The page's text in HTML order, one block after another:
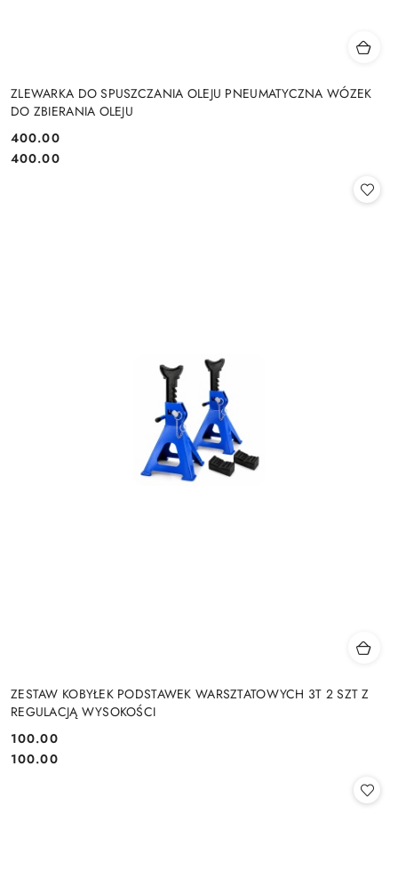
ZLEWARKA DO SPUSZCZANIA OLEJU PNEUMATYCZNA WÓZEK
DO ZBIERANIA OLEJU
Cena:
400.00
Cena:
400.00
ZESTAW KOBYŁEK PODSTAWEK WARSZTATOWYCH 3T 2 SZT Z
REGULACJĄ WYSOKOŚCI
Cena:
100.00
Cena:
100.00